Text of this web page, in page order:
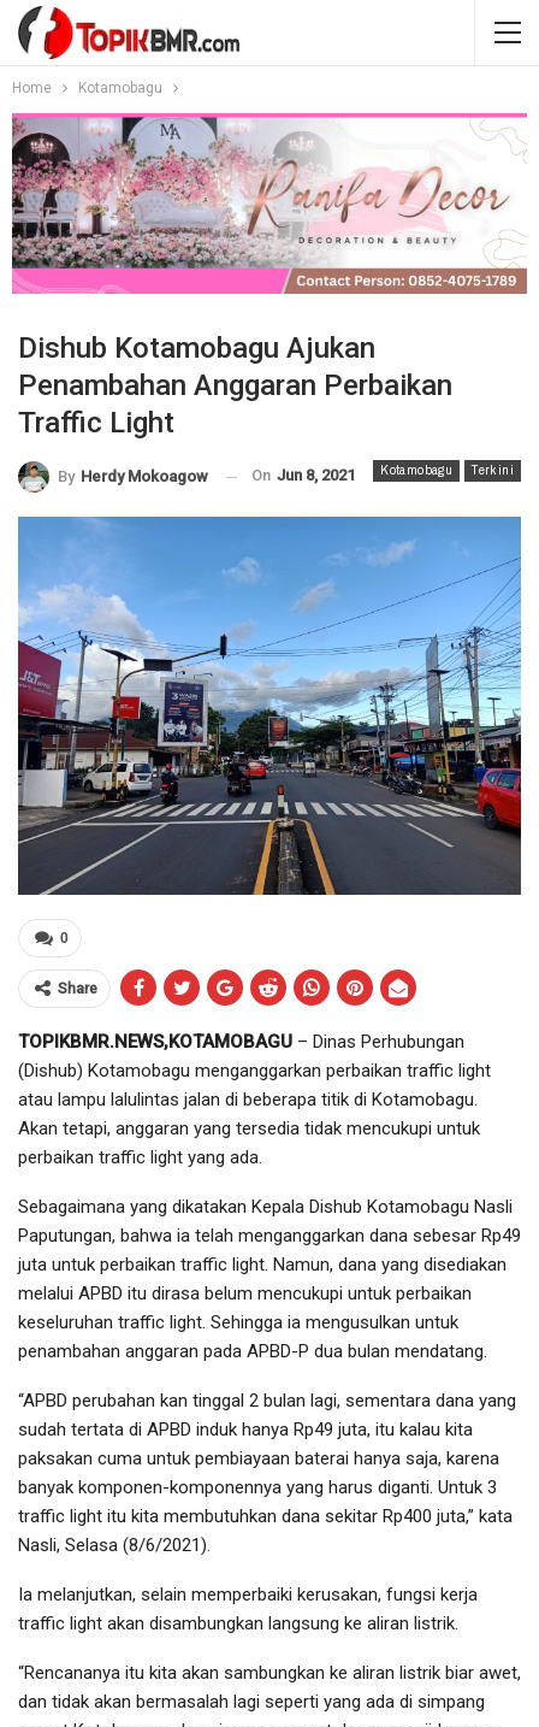
Home Kotamobagu
Dishub Kotamobagu Ajukan
Penambahan Anggaran Perbaikan
Traffic Light
Kotamobagu Terkini
By Herdy Mokoagow On Jun 8, 2021
0
Share
TOPIKBMR.NEWS,KOTAMOBAGU – Dinas Perhubungan
(Dishub) Kotamobagu menganggarkan perbaikan traffic light
atau lampu lalulintas jalan di beberapa titik di Kotamobagu.
Akan tetapi, anggaran yang tersedia tidak mencukupi untuk
perbaikan traffic light yang ada.
Sebagaimana yang dikatakan Kepala Dishub Kotamobagu Nasli
Paputungan, bahwa ia telah menganggarkan dana sebesar Rp49
juta untuk perbaikan traffic light. Namun, dana yang disediakan
melalui APBD itu dirasa belum mencukupi untuk perbaikan
keseluruhan traffic light. Sehingga ia mengusulkan untuk
penambahan anggaran pada APBD-P dua bulan mendatang.
“APBD perubahan kan tinggal 2 bulan lagi, sementara dana yang
sudah tertata di APBD induk hanya Rp49 juta, itu kalau kita
paksakan cuma untuk pembiayaan baterai hanya saja, karena
banyak komponen-komponennya yang harus diganti. Untuk 3
traffic light itu kita membutuhkan dana sekitar Rp400 juta,” kata
Nasli, Selasa (8/6/2021).
Ia melanjutkan, selain memperbaiki kerusakan, fungsi kerja
traffic light akan disambungkan langsung ke aliran listrik.
“Rencananya itu kita akan sambungkan ke aliran listrik biar awet,
dan tidak akan bermasalah lagi seperti yang ada di simpang